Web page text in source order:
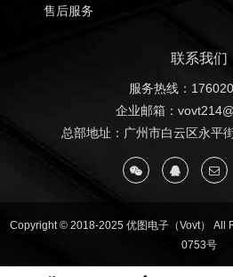
售后服务
联系我们
服务热线：
企业邮箱：
总部地址：广州市白云区永平
Copyright © 2018-2025 优图电子（Vovt） All
0753号